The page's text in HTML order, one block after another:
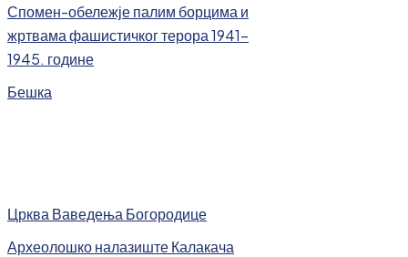
Спомен-обележје палим борцима и
жртвама фашистичког терора 1941-
1945. године
Бешка
Црква Ваведења Богородице
Археолошко налазиште Калакача